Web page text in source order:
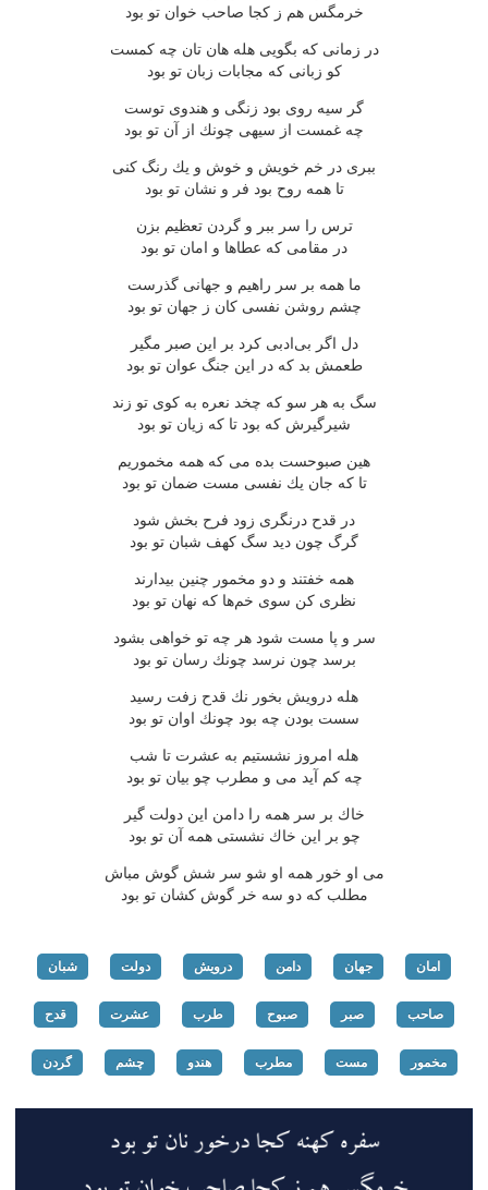
خرمگس هم ز كجا صاحب خوان تو بود
در زمانی كه بگویی هله هان تان چه كمست
كو زبانی كه مجابات زبان تو بود
گر سیه روی بود زنگی و هندوی توست
چه غمست از سیهی چونك از آن تو بود
ببری در خم خویش و خوش و یك رنگ كنی
تا همه روح بود فر و نشان تو بود
ترس را سر ببر و گردن تعظیم بزن
در مقامی كه عطاها و امان تو بود
ما همه بر سر راهیم و جهانی گذرست
چشم روشن نفسی كان ز جهان تو بود
دل اگر بی‌ادبی كرد بر این صبر مگیر
طعمش بد كه در این جنگ عوان تو بود
سگ به هر سو كه چخد نعره به كوی تو زند
شیرگیرش كه بود تا كه زیان تو بود
هین صبوحست بده می كه همه مخموریم
تا كه جان یك نفسی مست ضمان تو بود
در قدح درنگری زود فرح بخش شود
گرگ چون دید سگ كهف شبان تو بود
همه خفتند و دو مخمور چنین بیدارند
نظری كن سوی خم‌ها كه نهان تو بود
سر و پا مست شود هر چه تو خواهی بشود
برسد چون نرسد چونك رسان تو بود
هله درویش بخور نك قدح زفت رسید
سست بودن چه بود چونك اوان تو بود
هله امروز نشستیم به عشرت تا شب
چه كم آید می و مطرب چو بیان تو بود
خاك بر سر همه را دامن این دولت گیر
چو بر این خاك نشستی همه آن تو بود
می او خور همه او شو سر شش گوش مباش
مطلب كه دو سه خر گوش كشان تو بود
امان جهان دامن درویش دولت شبان
صاحب صبر صبوح طرب عشرت قدح
مخمور مست مطرب هندو چشم گردن